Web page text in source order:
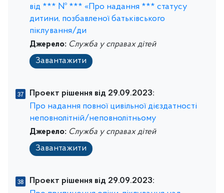
від *** № *** «Про надання *** статусу
дитини, позбавленої батьківського
піклування/ди
Джерело: Служба у справах дітей
Завантажити
Проект рішення від 29.09.2023:
Про надання повної цивільної дієздатності
неповнолітній/неповнолітньому
Джерело: Служба у справах дітей
Завантажити
Проект рішення від 29.09.2023: